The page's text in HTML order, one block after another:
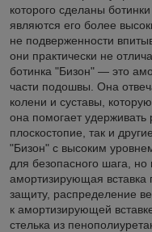
которого сделаны
являются его более
не подверженности
они практически не
ботинка "Бизон" — это
части подошвы. Она
колени и суставы,
она помогает удерживать
плоскостопие, так и
"Бизон" с высоким
для безопасного шага,
амортизирующая вставка
защиту, распределение
к амортизирующей
стелька из